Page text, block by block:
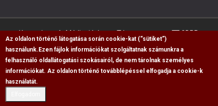
Kapcsolat Médiaajánlat Impresszum GDPR
RSS
Copyright © 2009-2026, Flag Polgári Magazin saját
megjelölésével lehetséges
Az oldalon történő látogatása során cookie-kat (“sütiket”)
használunk. Ezen fájlok információkat szolgáltatnak számunkra a
felhasználó oldallátogatási szokásairól, de nem tárolnak személyes
információkat. Az oldalon történő továbblépéssel elfogadja a cookie-k
használatát.